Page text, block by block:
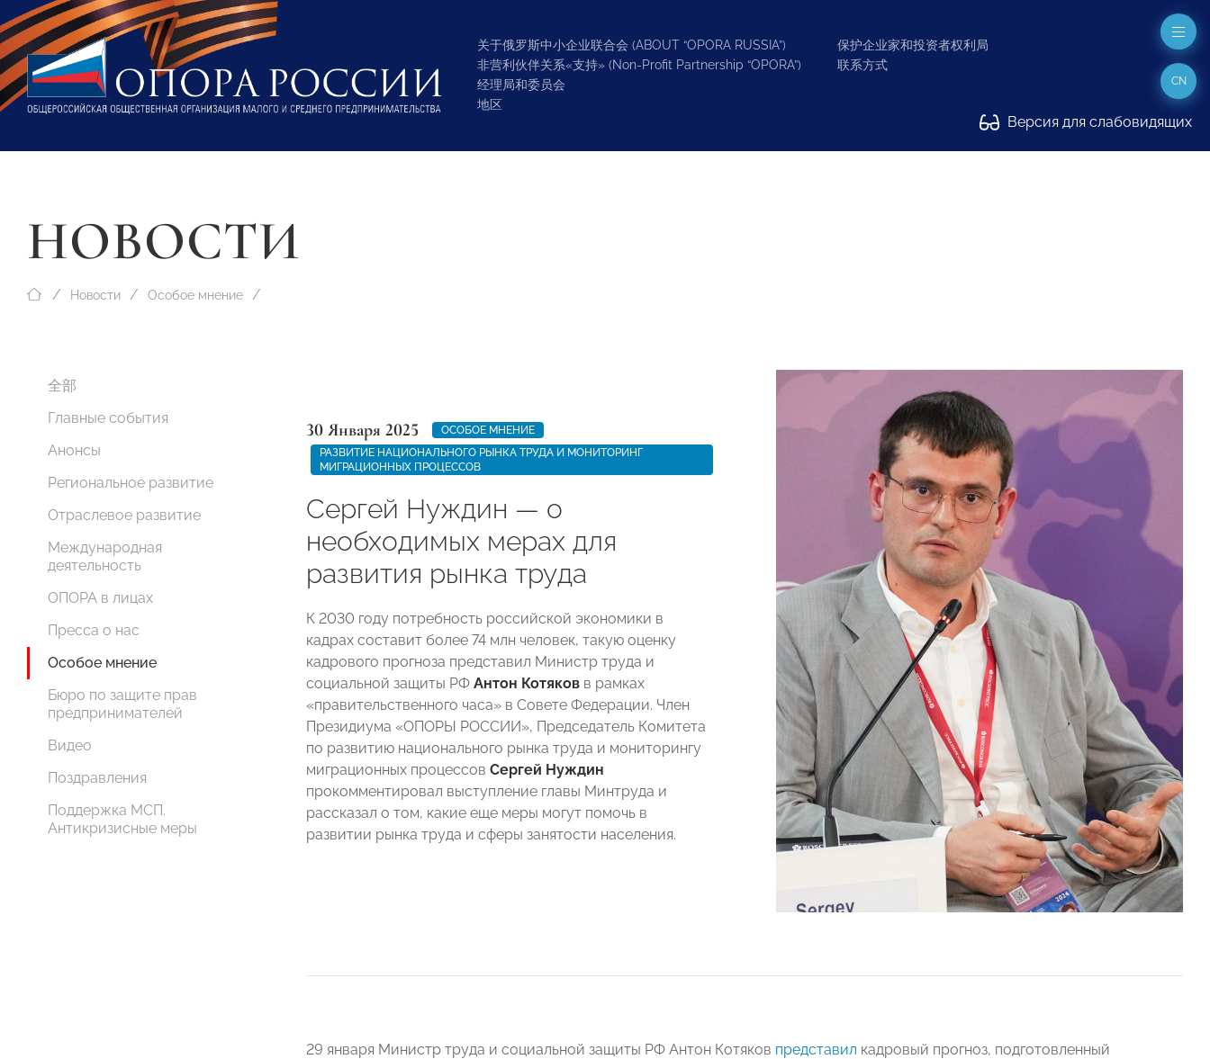
关于俄罗斯中小企业联合会 (ABOUT “OPORA RUSSIA”)
非营利伙伴关系«支持» (Non-Profit Partnership “OPORA”)
经理局和委员会
地区
保护企业家和投资者权利局
联系方式
Версия для слабовидящих
CN
НОВОСТИ
Новости Особое мнение
全部
Главные события
Анонсы
Региональное развитие
Отраслевое развитие
Международная
деятельность
ОПОРА в лицах
Пресса о нас
Особое мнение
Бюро по защите прав
предпринимателей
Видео
Поздравления
Поддержка МСП.
Антикризисные меры
30 Января 2025
ОСОБОЕ МНЕНИЕ
РАЗВИТИЕ НАЦИОНАЛЬНОГО РЫНКА ТРУДА И МОНИТОРИНГ
МИГРАЦИОННЫХ ПРОЦЕССОВ
Сергей Нуждин — о
необходимых мерах для
развития рынка труда
К 2030 году потребность российской экономики в
кадрах составит более 74 млн человек, такую оценку
кадрового прогноза представил Министр труда и
социальной защиты РФ Антон Котяков в рамках
«правительственного часа» в Совете Федерации. Член
Президиума «ОПОРЫ РОССИИ», Председатель Комитета
по развитию национального рынка труда и мониторингу
миграционных процессов Сергей Нуждин
прокомментировал выступление главы Минтруда и
рассказал о том, какие еще меры могут помочь в
развитии рынка труда и сферы занятости населения.
29 января Министр труда и социальной защиты РФ Антон Котяков представил кадровый прогноз, подготовленный